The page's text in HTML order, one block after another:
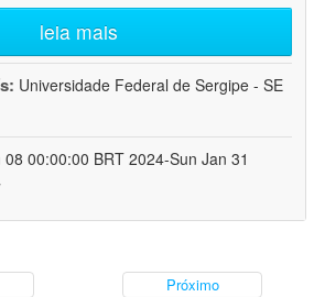
leia mais
Universidade Federal de Sergipe - SE
08 00:00:00 BRT 2024-Sun Jan 31
Próximo